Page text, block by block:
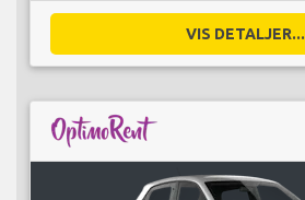
VIS DETALJER...